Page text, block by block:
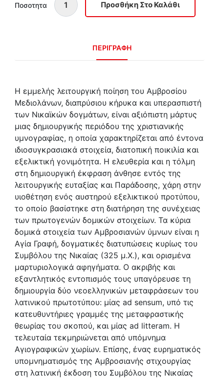
Ποσοτητα
ΠΕΡΙΓΡΑΦΗ
Η εμμελής λειτουργική ποίηση του Αμβροσίου
Μεδιολάνων, διαπρύσιου κήρυκα και υπερασπιστή
των Νικαϊκών δογμάτων, είναι αξιόπιστη μάρτυς
μιας δημιουργικής περιόδου της χριστιανικής
υμνογραφίας, η οποία χαρακτηρίζεται από έντονα
ιδιοσυγκρασιακά στοιχεία, διατοπική ποικιλία και
εξελικτική γονιμότητα. Η ελευθερία και η τόλμη
στη δημιουργική έκφραση άνθησε εντός της
λειτουργικής ευταξίας και Παράδοσης, χάρη στην
υιοθέτηση ενός αυστηρού εξελικτικού προτύπου,
το οποίο βασίστηκε στη διατήρηση της συνέχειας
των πρωτογενών δομικών στοιχείων. Τα κύρια
δομικά στοιχεία των Αμβροσιανών ύμνων είναι η
Αγία Γραφή, δογματικές διατυπώσεις κυρίως του
Συμβόλου της Νικαίας (325 μ.Χ.), και ορισμένα
μαρτυριολογικά αφηγήματα. Ο ακριβής και
εξαντλητικός εντοπισμός τους υπαγόρευσε τη
δημιουργία δύο νεοελληνικών μεταφράσεων του
λατινικού πρωτοτύπου: μίας ad sensum, υπό τις
κατευθυντήριες γραμμές της μεταφραστικής
θεωρίας του σκοπού, και μίας ad litteram. Η
τελευταία τεκμηριώνεται από υπόμνημα
Αγιογραφικών χωρίων. Επίσης, ένας ευρηματικός
υπομνηματισμός της Αμβροσιανής στιχουργίας
στη λατινική έκδοση του Συμβόλου της Νικαίας